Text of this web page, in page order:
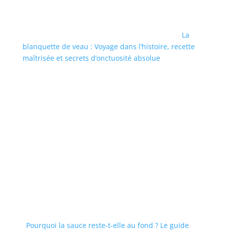
La
blanquette de veau : Voyage dans l’histoire, recette
maîtrisée et secrets d’onctuosité absolue
Pourquoi la sauce reste-t-elle au fond ? Le guide